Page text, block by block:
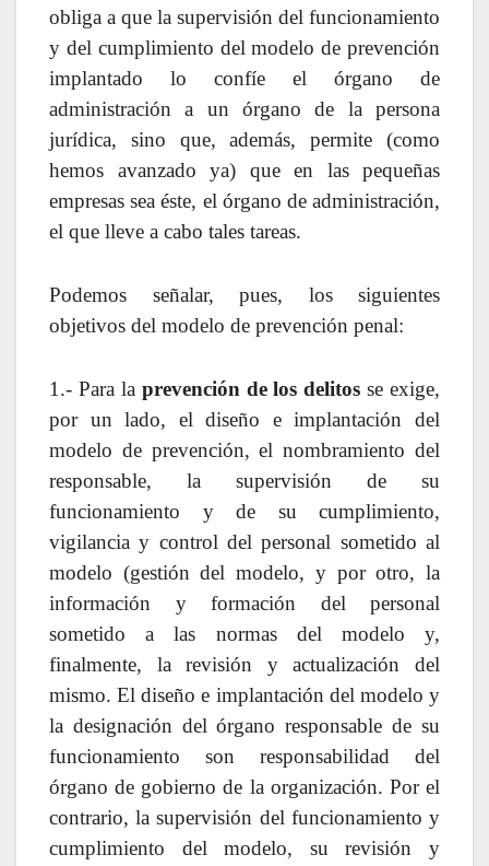
obliga a que la supervisión del funcionamiento
y del cumplimiento del modelo de prevención
implantado lo confíe el órgano de
administración a un órgano de la persona
jurídica, sino que, además, permite (como
hemos avanzado ya) que en las pequeñas
empresas sea éste, el órgano de administración,
el que lleve a cabo tales tareas.
Podemos señalar, pues, los siguientes
objetivos del modelo de prevención penal:
1.- Para la prevención de los delitos se exige,
por un lado, el diseño e implantación del
modelo de prevención, el nombramiento del
responsable, la supervisión de su
funcionamiento y de su cumplimiento,
vigilancia y control del personal sometido al
modelo (gestión del modelo, y por otro, la
información y formación del personal
sometido a las normas del modelo y,
finalmente, la revisión y actualización del
mismo. El diseño e implantación del modelo y
la designación del órgano responsable de su
funcionamiento son responsabilidad del
órgano de gobierno de la organización. Por el
contrario, la supervisión del funcionamiento y
cumplimiento del modelo, su revisión y